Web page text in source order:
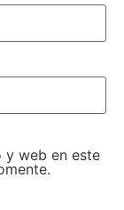
y web en este